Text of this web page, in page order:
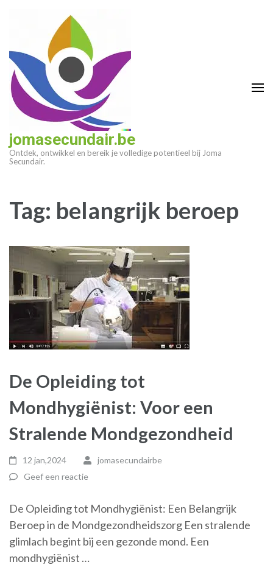
(druk
enter)
jomasecundair.be
Ontdek, ontwikkel en bereik je volledige potentieel bij Joma
Secundair.
Tag: belangrijk beroep
De Opleiding tot
Mondhygiënist: Voor een
Stralende Mondgezondheid
12 jan,2024
jomasecundairbe
Geef een reactie
De Opleiding tot Mondhygiënist: Een Belangrijk
Beroep in de Mondgezondheidszorg Een stralende
glimlach begint bij een gezonde mond. Een
mondhygiënist …